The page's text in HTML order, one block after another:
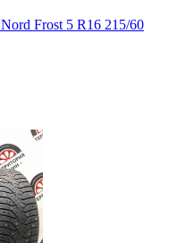
Frost 5 R16 215/60